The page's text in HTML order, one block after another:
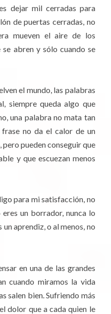
dejar mil cerradas para
de puertas cerradas, no
mueven el aire de los
se abren y sólo cuando se
el mundo, las palabras
siempre queda algo que
una palabra no mata tan
no da el calor de un
pero pueden conseguir que
y que escuezan menos
para mi satisfacción, no
un borrador, nunca lo
aprendiz, o al menos, no
en una de las grandes
cuando miramos la vida
salen bien. Sufriendo más
dolor que a cada quien le